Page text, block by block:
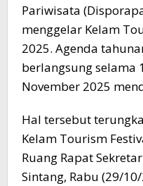
Pariwisata
menggelar Kelam
2025. Agenda
berlangsung selama
November 2025
Hal tersebut
Kelam Tourism
Ruang Rapat
Sintang, Rabu (29/